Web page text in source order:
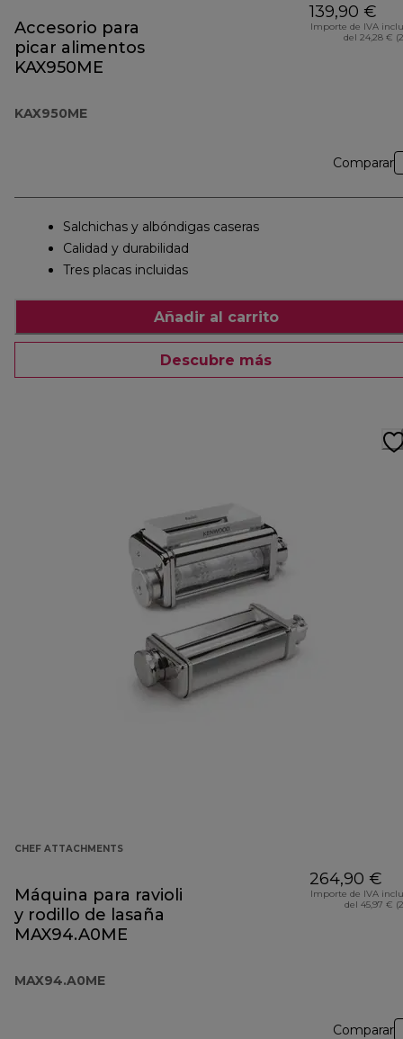
Accesorio para
picar alimentos
KAX950ME
KAX950ME
139,90 €
Importe de IVA
del 24,28 €
Comparar
Salchichas y albóndigas caseras
Calidad y durabilidad
Tres placas incluidas
Añadir al carrito
Descubre más
CHEF ATTACHMENTS
Máquina para ravioli
y rodillo de lasaña
MAX94.A0ME
MAX94.A0ME
264,90 €
Importe de IVA
del 45,97 €
Comparar